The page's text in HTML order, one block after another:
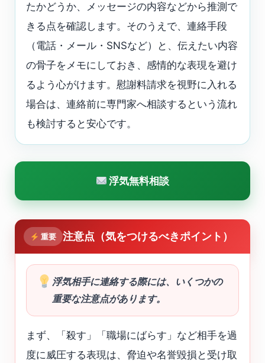
たかどうか、メッセージの内容などから推測で
きる点を確認します。そのうえで、連絡手段
（電話・メール・SNSなど）と、伝えたい内容
の骨子をメモにしておき、感情的な表現を避け
るよう心がけます。慰謝料請求を視野に入れる
場合は、連絡前に専門家へ相談するという流れ
も検討すると安心です。
浮気無料相談
重要 注意点（気をつけるべきポイント）
浮気相手に連絡する際には、いくつかの
重要な注意点があります。
まず、「殺す」「職場にばらす」など相手を過
度に威圧する表現は、脅迫や名誉毀損と受け取